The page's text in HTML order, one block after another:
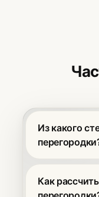
Из какого
безопасное
прочнее
Как